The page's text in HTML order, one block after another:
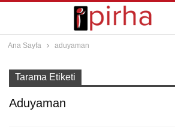
Ana Sayfa aduyaman
Tarama Etiketi
Aduyaman